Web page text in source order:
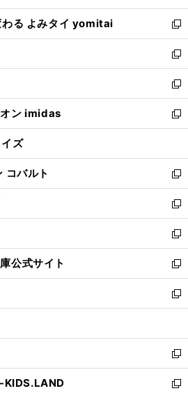
ウ
で
開
く
ン
ド
ウ
で
開
く
ウ
ィ
ン
ド
ウ
で
開
く
し
い
ウ
ィ
ン
ド
ウ
で
開
る よみタイ yomitai
新
し
い
ウ
ィ
ン
ド
ウ
開
く
新
し
い
ウ
ィ
ン
ウ
で
開
く
新
し
い
ウ
ン
ド
ウ
で
開
く
ン imidas
新
し
ウ
ィ
ン
ド
ウ
で
開
く
ズ
コバルト
新
し
い
ウ
ィ
ン
ド
ウ
で
開
新
し
い
ウ
ィ
ン
ド
ウ
開
く
新
し
い
ウ
ィ
ン
ウ
で
開
く
公式サイト
新
し
い
ウ
ン
ド
ウ
で
新
し
ウ
ィ
ン
ド
新
し
い
KIDS.LAND
新